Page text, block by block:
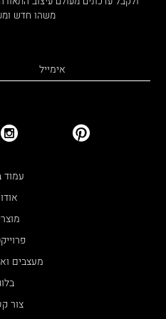
משהו חדש
עמוד
מעצבים
צור